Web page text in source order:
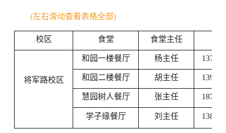
(左右滑动查看表格全部)
校区 食堂 食堂主任
将军路校区
和园一楼餐厅 杨主任
和园二楼餐厅 胡主任
慧园树人餐厅 张主任
学子缘餐厅 刘主任